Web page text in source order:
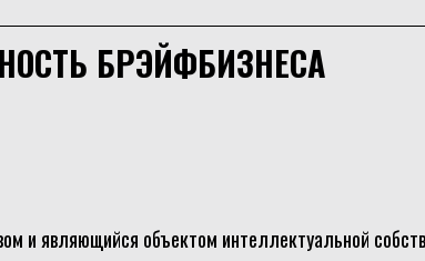
БРЭЙФБИЗНЕСА
и являющийся объектом интеллектуальной